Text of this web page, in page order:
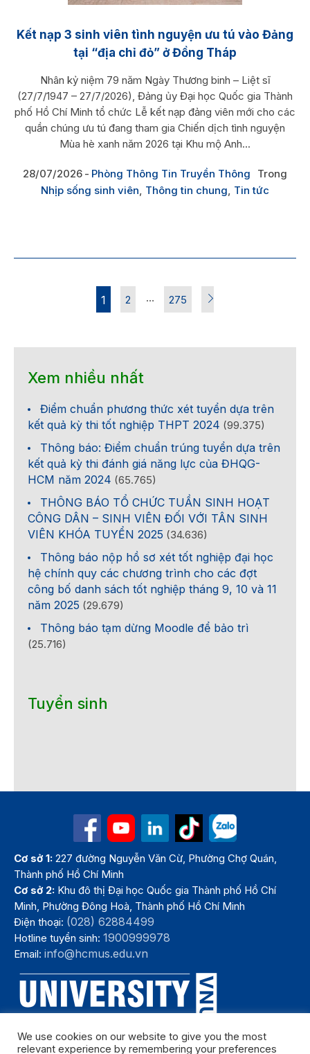
Kết nạp 3 sinh viên tình nguyện ưu tú vào Đảng
tại “địa chỉ đỏ” ở Đồng Tháp
Nhân kỷ niệm 79 năm Ngày Thương binh – Liệt sĩ
(27/7/1947 – 27/7/2026), Đảng ủy Đại học Quốc gia Thành
phố Hồ Chí Minh tổ chức Lễ kết nạp đảng viên mới cho các
quần chúng ưu tú đang tham gia Chiến dịch tình nguyện
Mùa hè xanh năm 2026 tại Khu mộ Anh...
28/07/2026 Phòng Thông Tin Truyền Thông
Trong
Nhịp sống sinh viên Thông tin chung Tin tức
1 2 … 275
Xem nhiều nhất
Điểm chuẩn phương thức xét tuyển dựa trên
kết quả kỳ thi tốt nghiệp THPT 2024 (99.375)
Thông báo: Điểm chuẩn trúng tuyển dựa trên
kết quả kỳ thi đánh giá năng lực của ĐHQG-
HCM năm 2024 (65.765)
THÔNG BÁO TỔ CHỨC TUẦN SINH HOẠT
CÔNG DÂN – SINH VIÊN ĐỐI VỚI TÂN SINH
VIÊN KHÓA TUYỂN 2025 (34.636)
Thông báo nộp hồ sơ xét tốt nghiệp đại học
hệ chính quy các chương trình cho các đợt
công bố danh sách tốt nghiệp tháng 9, 10 và 11
năm 2025 (29.679)
Thông báo tạm dừng Moodle để bảo trì
(25.716)
Tuyển sinh
Cơ sở 1: 227 đường Nguyễn Văn Cừ, Phường Chợ Quán,
Thành phố Hồ Chí Minh
Cơ sở 2: Khu đô thị Đại học Quốc gia Thành phố Hồ Chí
Minh, Phường Đông Hoà, Thành phố Hồ Chí Minh
Điện thoại: (028) 62884499
Hotline tuyển sinh:1900999978
Email:info@hcmus.edu.vn
We use cookies on our website to give you the most
relevant experience by remembering your preferences